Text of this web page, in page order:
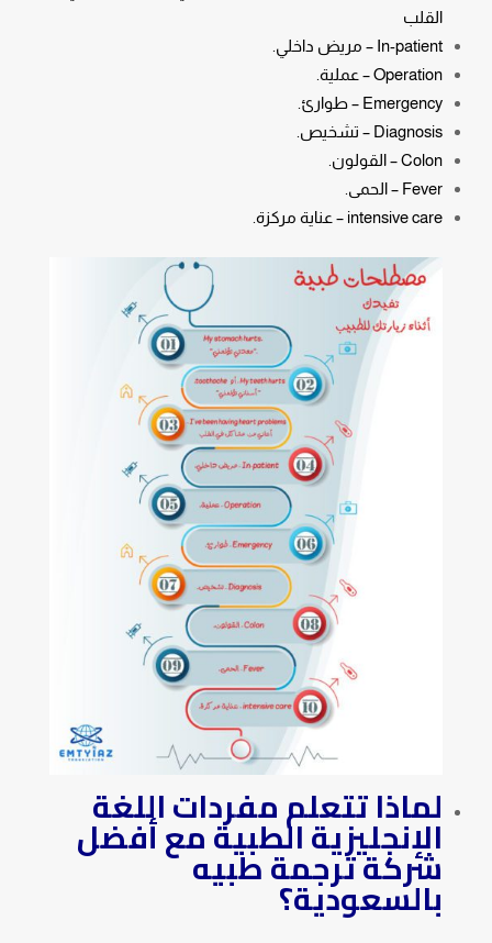
القلب
In-patient – مريض داخلي.
Operation – عملية.
Emergency – طوارئ.
Diagnosis – تشخيص.
Colon – القولون.
Fever – الحمى.
intensive care – عناية مركزة.
لماذا تتعلم مفردات اللغة
الإنجليزية الطبية معأفضل
شركة ترجمة طبيه
بالسعودية؟